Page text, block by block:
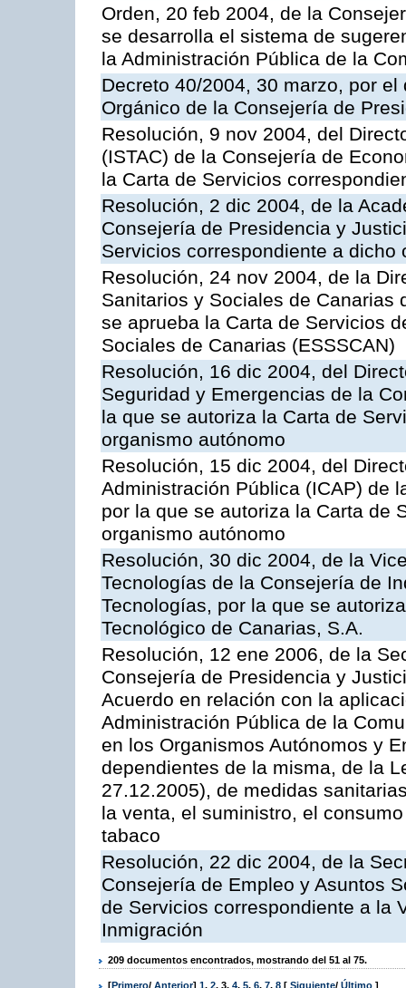
Orden, 20 feb 2004, de la
se desarrolla el sistema de
la Administración Pública de la
Decreto 40/2004, 30 marzo, por
Orgánico de la Consejería de
Resolución, 9 nov 2004, del
(ISTAC) de la Consejería de
la Carta de Servicios
Resolución, 2 dic 2004, de la
Consejería de Presidencia y
Servicios correspondiente a dicho
Resolución, 24 nov 2004, de la
Sanitarios y Sociales de Canarias
se aprueba la Carta de Servicios
Sociales de Canarias (ESSSCAN)
Resolución, 16 dic 2004, del
Seguridad y Emergencias de la
la que se autoriza la Carta de
organismo autónomo
Resolución, 15 dic 2004, del
Administración Pública (ICAP) de
por la que se autoriza la Carta de
organismo autónomo
Resolución, 30 dic 2004, de la
Tecnologías de la Consejería de
Tecnologías, por la que se
Tecnológico de Canarias, S.A.
Resolución, 12 ene 2006, de la
Consejería de Presidencia y
Acuerdo en relación con la
Administración Pública de la
en los Organismos Autónomos y
dependientes de la misma, de la
27.12.2005), de medidas
la venta, el suministro, el
tabaco
Resolución, 22 dic 2004, de la
Consejería de Empleo y Asuntos
de Servicios correspondiente a la
Inmigración
209 documentos encontrados, mostrando del 51 al 75.
[Primero/ Anterior] 1, 2, 3, 4, 5, 6, 7, 8 [ Siguiente/ Último ]